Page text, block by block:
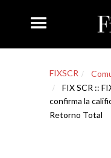
FIXSCR
FIX SCR ::
confirma la
Retorno Total